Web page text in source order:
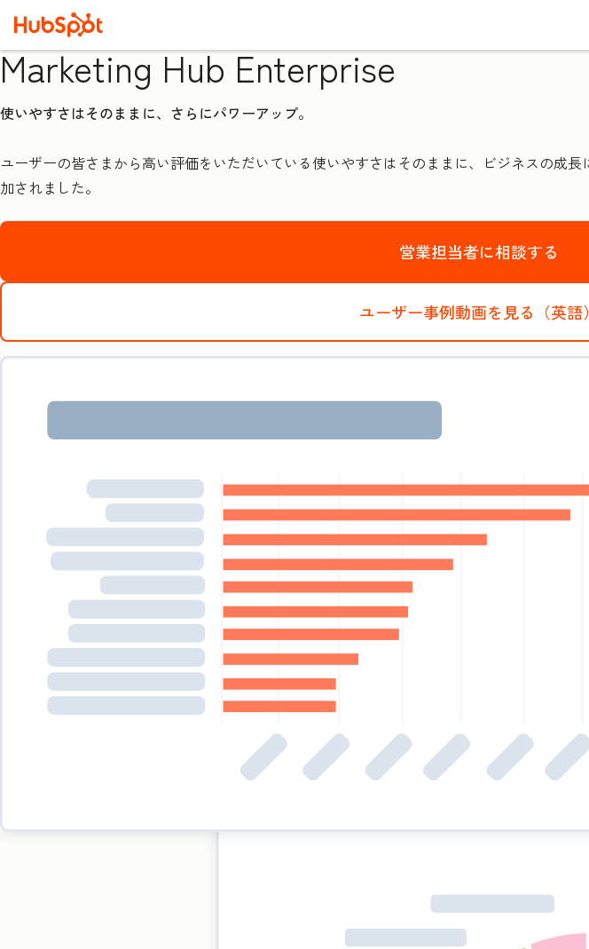
Marketing Hub Enterprise
使いやすさはそのままに、さらにパワーアップ。
ユーザーの皆さまから高い評価をいただいている使いやすさはそのままに、ビジネスの成
加されました。
営業担当者に相談する
ユーザー事例動画を見る（英語）